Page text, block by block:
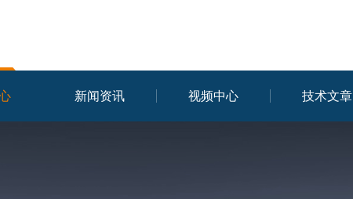
新闻资讯 视频中心 技术文章